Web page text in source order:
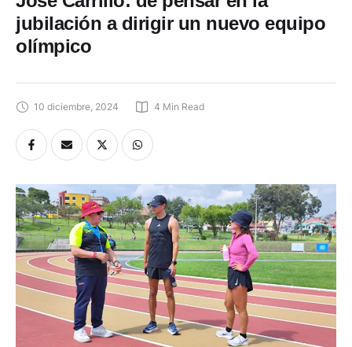
jubilación a dirigir un nuevo equipo
olímpico
10 diciembre, 2024 4 Min Read